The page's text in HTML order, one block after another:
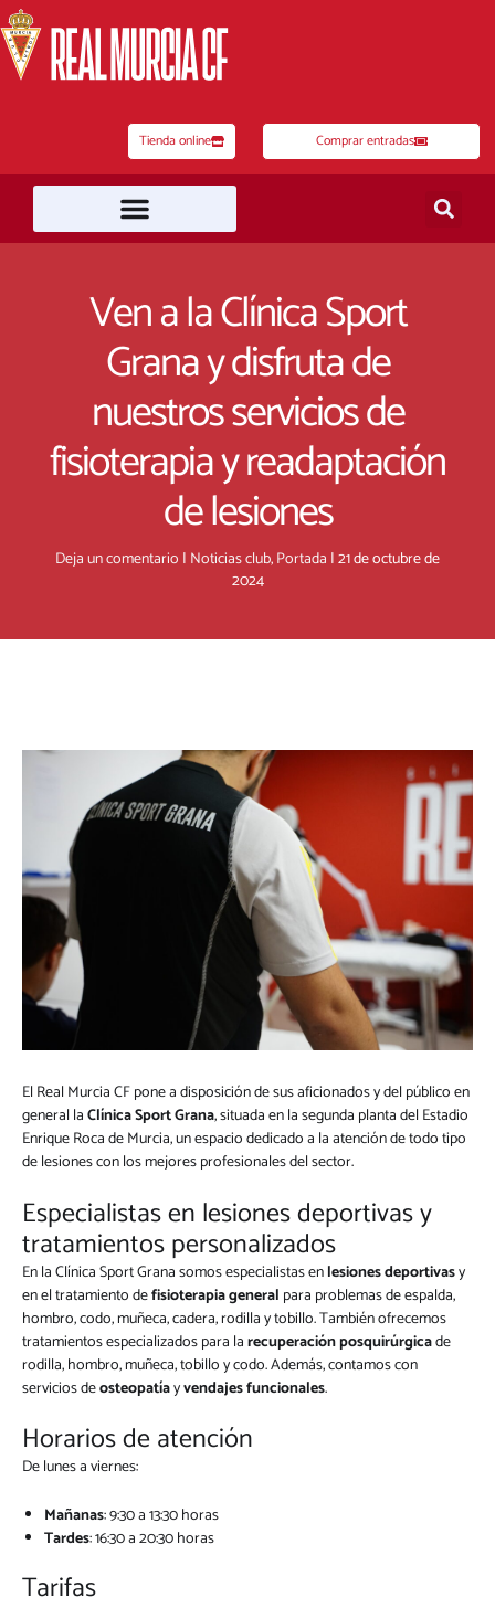
al
contenido
Tienda online Comprar entradas
Ven a la Clínica Sport
Grana y disfruta de
nuestros servicios de
fisioterapia y readaptación
de lesiones
Deja un comentario | Noticias club,Portada |21 de octubre de
2024
El Real Murcia CF pone a disposición de sus aficionados y del público en
general laClínica Sport Grana, situada en la segunda planta del Estadio
Enrique Roca de Murcia, un espacio dedicado a la atención de todo tipo
de lesiones con los mejores profesionales del sector.
Especialistas en lesiones deportivas y
tratamientos personalizados
En la Clínica Sport Grana somos especialistas enlesiones deportivasy
en el tratamiento defisioterapia general para problemas de espalda,
hombro, codo, muñeca, cadera, rodilla y tobillo. También ofrecemos
tratamientos especializados para larecuperación posquirúrgicade
rodilla, hombro, muñeca, tobillo y codo. Además, contamos con
servicios deosteopatíayvendajes funcionales.
Horarios de atención
De lunes a viernes:
Mañanas: 9:30 a 13:30 horas
Tardes: 16:30 a 20:30 horas
Tarifas